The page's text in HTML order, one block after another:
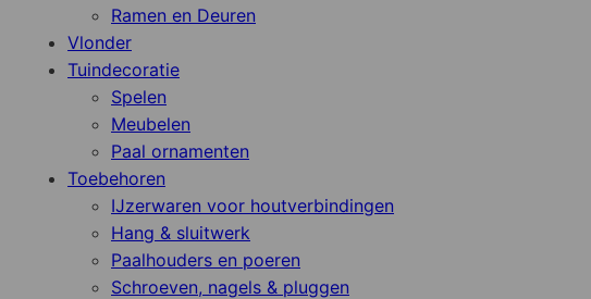
Ramen en Deuren
Vlonder
Tuindecoratie
Spelen
Meubelen
Paal ornamenten
Toebehoren
IJzerwaren voor houtverbindingen
Hang & sluitwerk
Paalhouders en poeren
Schroeven, nagels & pluggen